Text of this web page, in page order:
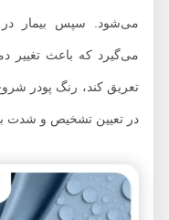
می‌شود. سپس بیمار در
می‌گیرد که باعث تغییر
تعریق کند، رنگ پودر شروع
در تعیین تشخیص و شدت